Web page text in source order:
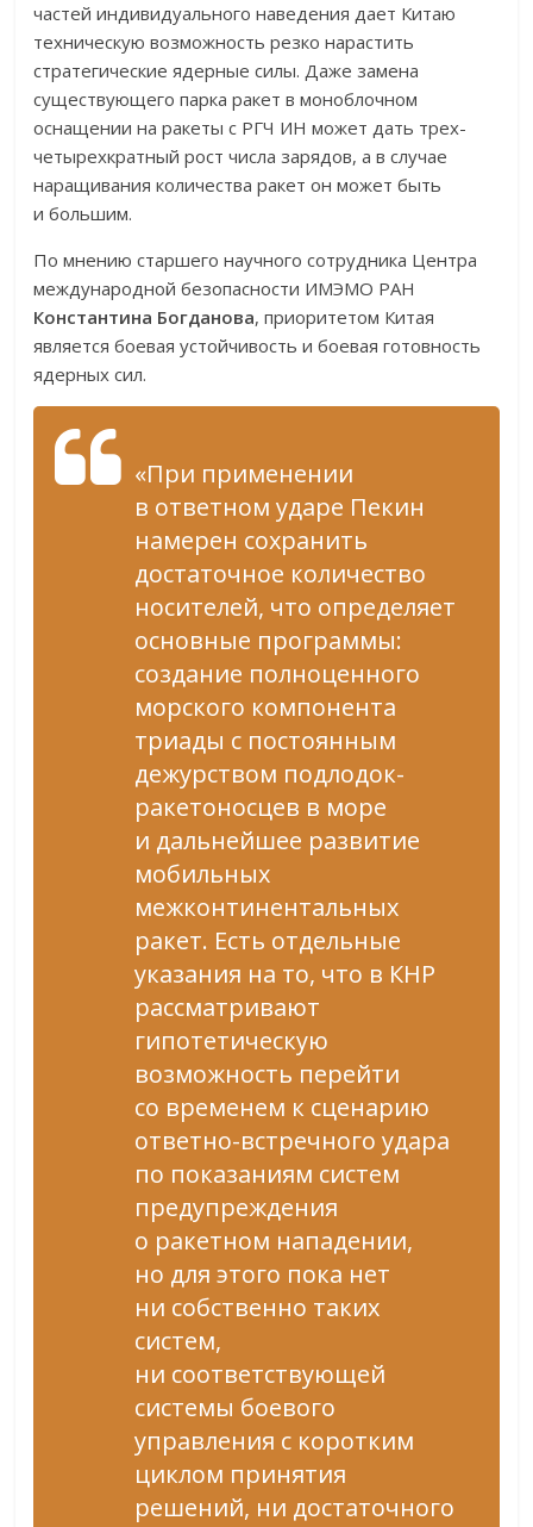
частей индивидуального наведения дает Китаю
техническую возможность резко нарастить
стратегические ядерные силы. Даже замена
существующего парка ракет в моноблочном
оснащении на ракеты с РГЧ ИН может дать трех-
четырехкратный рост числа зарядов, а в случае
наращивания количества ракет он может быть
и большим.
По мнению старшего научного сотрудника Центра
международной безопасности ИМЭМО РАН
Константина Богданова, приоритетом Китая
является боевая устойчивость и боевая готовность
ядерных сил.
«При применении
в ответном ударе Пекин
намерен сохранить
достаточное количество
носителей, что определяет
основные программы:
создание полноценного
морского компонента
триады с постоянным
дежурством подлодок-
ракетоносцев в море
и дальнейшее развитие
мобильных
межконтинентальных
ракет. Есть отдельные
указания на то, что в КНР
рассматривают
гипотетическую
возможность перейти
со временем к сценарию
ответно-встречного удара
по показаниям систем
предупреждения
о ракетном нападении,
но для этого пока нет
ни собственно таких
систем,
ни соответствующей
системы боевого
управления с коротким
циклом принятия
решений, ни достаточного